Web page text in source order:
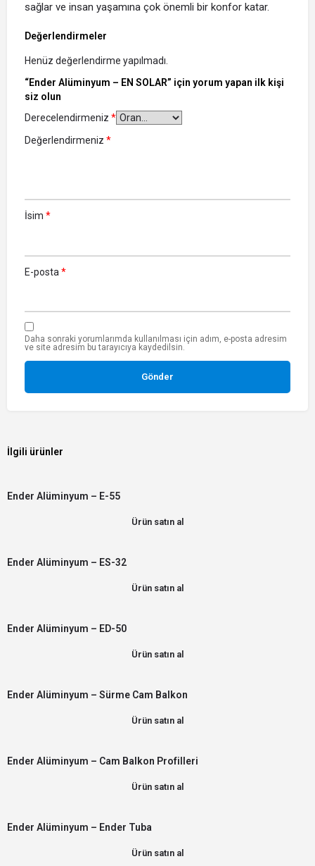
sağlar ve insan yaşamına çok önemli bir konfor katar.
Değerlendirmeler
Henüz değerlendirme yapılmadı.
“Ender Alüminyum – EN SOLAR” için yorum yapan ilk kişi
siz olun
Derecelendirmeniz *
Değerlendirmeniz *
İsim *
E-posta *
Daha sonraki yorumlarımda kullanılması için adım, e-posta adresim
ve site adresim bu tarayıcıya kaydedilsin.
İlgili ürünler
Ender Alüminyum – E-55
Ürün satın al
Ender Alüminyum – ES-32
Ürün satın al
Ender Alüminyum – ED-50
Ürün satın al
Ender Alüminyum – Sürme Cam Balkon
Ürün satın al
Ender Alüminyum – Cam Balkon Profilleri
Ürün satın al
Ender Alüminyum – Ender Tuba
Ürün satın al